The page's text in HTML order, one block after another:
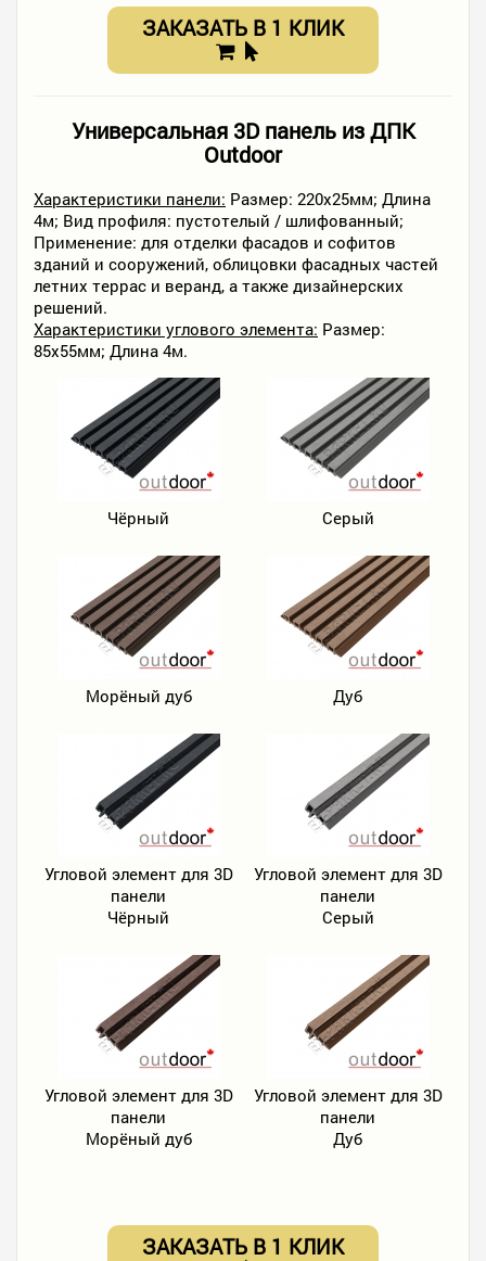
ЗАКАЗАТЬ В 1 КЛИК
Универсальная 3D панель из ДПК
Outdoor
Характеристики панели: Размер: 220х25мм; Длина
4м; Вид профиля: пустотелый / шлифованный;
Применение: для отделки фасадов и софитов
зданий и сооружений, облицовки фасадных частей
летних террас и веранд, а также дизайнерских
решений.
Характеристики углового элемента: Размер:
85х55мм; Длина 4м.
Чёрный Серый
Морёный дуб Дуб
Угловой элемент для 3D
панели
Чёрный
Угловой элемент для 3D
панели
Серый
Угловой элемент для 3D
панели
Морёный дуб
Угловой элемент для 3D
панели
Дуб
ЗАКАЗАТЬ В 1 КЛИК